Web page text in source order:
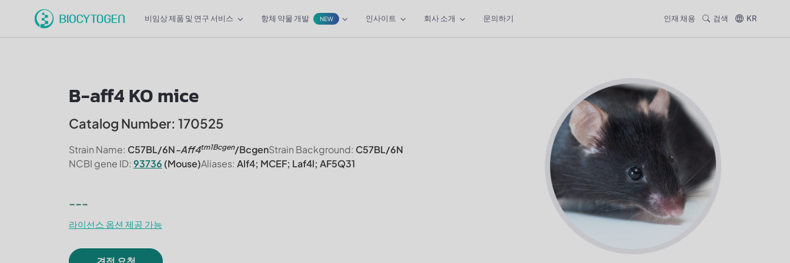
비임상 제품 및 연구 서비스 항체 약물 개발 NEW 인사이트 회사 소개 문의하기 인재 채용 검색 KR
B-aff4 KO mice
Catalog Number: 170525
Strain Name: C57BL/6N-Aff4tm1Bcgen/BcgenStrain Background: C57BL/6N
NCBI gene ID: 93736 (Mouse)Aliases: Alf4; MCEF; Laf4l; AF5Q31
---
라이선스 옵션 제공 가능